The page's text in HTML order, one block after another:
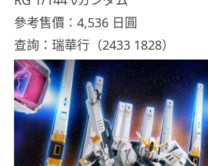
參考售價：4,536 日圓
查詢：瑞華行（2433 1828）